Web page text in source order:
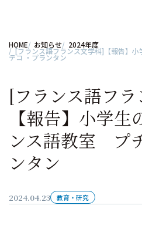
HOME お知らせ 2024年度
[フランス語フランス文学科]【報告】
テコ ・プランタン
[フランス語フ
【報告】小学生
ンス語教室 プ
ンタン
2024.04.23 教育・研究